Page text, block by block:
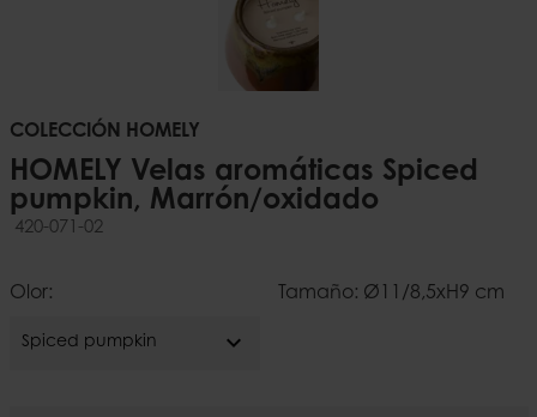
COLECCIÓN HOMELY
HOMELY Velas aromáticas Spiced
pumpkin, Marrón/oxidado
420-071-02
Olor:
Spiced pumpkin expand_more
Tamaño: Ø11/8,5xH9 cm